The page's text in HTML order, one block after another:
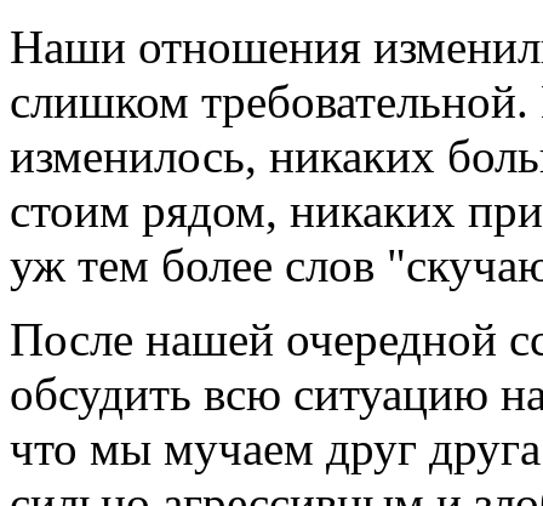
Наши отношения
слишком
изменилось, никаких
стоим рядом, никаких
уж тем более слов
После нашей очередной
обсудить всю ситуацию
что мы мучаем друг